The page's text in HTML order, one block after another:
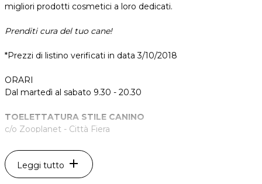
migliori prodotti cosmetici a loro dedicati.
Prenditi cura del tuo cane!
*Prezzi di listino verificati in data 3/10/2018
ORARI
Dal martedì al sabato 9.30 - 20.30
TOELETTATURA STILE CANINO
c/o Zooplanet - Città Fiera
33035 Torreano di Martignacco
Tel. 3279351934
P.IVA 02891990307
Leggi tutto add